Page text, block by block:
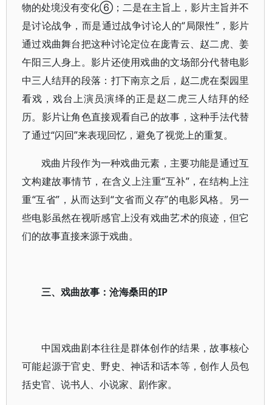
物的处境没有变化⑥；二是在主旨上，影片主旨并不
是讨论战争，而是通过战争讨论人的“局限性”，影片
通过戏曲舞台把这种讨论定位在庞青云、赵二虎、姜
午阳三人身上。影片还使用戏曲的文场部分代替电影
中三人结拜的段落：打下南京之后，赵二虎在梨园里
看戏，戏台上演员演绎的正是赵二虎三人结拜的经
历。影片让角色直接观看自己的故事，这种手法代替
了通过“闪回”来表现回忆，避免了视觉上的重复。
戏曲片段作为一种戏曲元素，主要功能是通过互
文构建故事情节，在含义上注重“互补”，在结构上注
重“互省”，从而达到“文省而义存”的电影风格。另一
些电影虽然在视听感官上没有戏曲艺术的痕迹，但它
们的故事直接来源于戏曲。
三、戏曲故事：沧海桑田的IP
中国戏曲剧本往往是群体创作的结果，故事核心
可能起源于官史、野史、神话和话本等，创作人员包
括史官、说书人、小说家、剧作家。